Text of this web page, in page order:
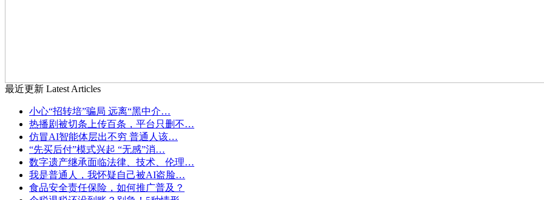
最近更新 Latest Articles
小心“招转培”骗局 远离“黑中介…
热播剧被切条上传百条，平台只删不…
仿冒AI智能体层出不穷 普通人该…
“先买后付”模式兴起 “无感”消…
数字遗产继承面临法律、技术、伦理…
我是普通人，我怀疑自己被AI盗脸…
食品安全责任保险，如何推广普及？